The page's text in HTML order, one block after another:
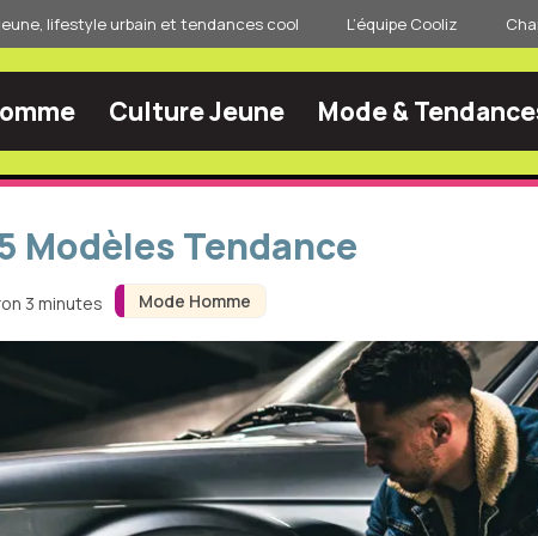
lifestyle urbain et tendances cool L’équipe Cooliz
Culture Jeune Mode &
Mode Homme
Modèles Tendance
3 minutes